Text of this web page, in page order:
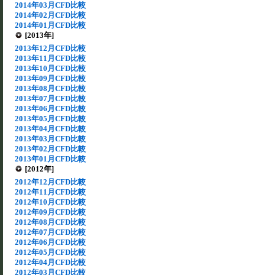
2014年03月CFD比較
2014年02月CFD比較
2014年01月CFD比較
[2013年]
2013年12月CFD比較
2013年11月CFD比較
2013年10月CFD比較
2013年09月CFD比較
2013年08月CFD比較
2013年07月CFD比較
2013年06月CFD比較
2013年05月CFD比較
2013年04月CFD比較
2013年03月CFD比較
2013年02月CFD比較
2013年01月CFD比較
[2012年]
2012年12月CFD比較
2012年11月CFD比較
2012年10月CFD比較
2012年09月CFD比較
2012年08月CFD比較
2012年07月CFD比較
2012年06月CFD比較
2012年05月CFD比較
2012年04月CFD比較
2012年03月CFD比較